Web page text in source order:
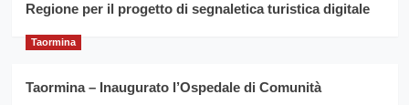
Regione per il progetto di segnaletica turistica digitale
Taormina
Taormina – Inaugurato l’Ospedale di Comunità